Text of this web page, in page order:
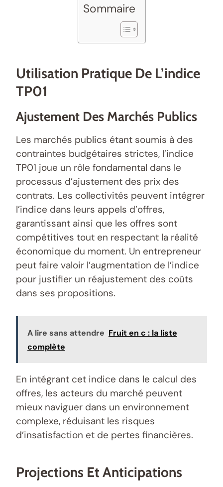
Sommaire
Utilisation Pratique De L’indice
TP01
Ajustement Des Marchés Publics
Les marchés publics étant soumis à des
contraintes budgétaires strictes, l’indice
TP01 joue un rôle fondamental dans le
processus d’ajustement des prix des
contrats. Les collectivités peuvent intégrer
l’indice dans leurs appels d’offres,
garantissant ainsi que les offres sont
compétitives tout en respectant la réalité
économique du moment. Un entrepreneur
peut faire valoir l’augmentation de l’indice
pour justifier un réajustement des coûts
dans ses propositions.
A lire sans attendre Fruit en c : la liste
complète
En intégrant cet indice dans le calcul des
offres, les acteurs du marché peuvent
mieux naviguer dans un environnement
complexe, réduisant les risques
d’insatisfaction et de pertes financières.
Projections Et Anticipations